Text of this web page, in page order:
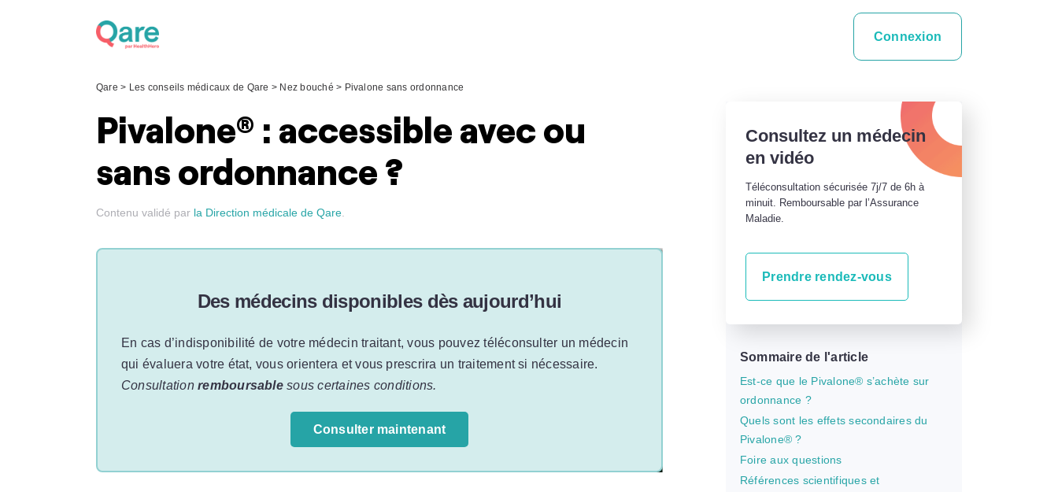
Connexion
Qare > Les conseils médicaux de Qare > Nez bouché > Pivalone sans ordonnance
Pivalone® : accessible avec ou
sans ordonnance ?
Contenu validé par la Direction médicale de Qare.
Des médecins disponibles dès aujourd’hui
En cas d’indisponibilité de votre médecin traitant, vous pouvez téléconsulter un médecin
qui évaluera votre état, vous orientera et vous prescrira un traitement si nécessaire.
Consultationremboursablesous certaines conditions.
Consulter maintenant
Consultez un médecin
en vidéo
Téléconsultation sécurisée 7j/7 de 6h à
minuit. Remboursable par l’Assurance
Maladie.
Prendre rendez-vous
Sommaire de l'article
Est-ce que le Pivalone® s’achète sur
ordonnance ?
Quels sont les effets secondaires du
Pivalone® ?
Foire aux questions
Références scientifiques et